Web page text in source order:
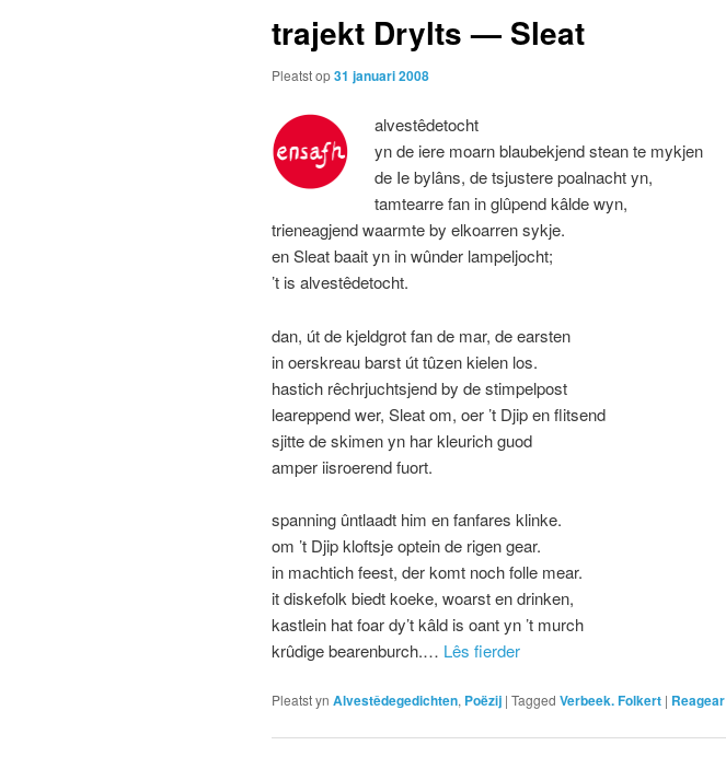
trajekt Drylts — Sleat
Pleatst op31 januari 2008
alvestêdetocht
yn de iere moarn blaubekjend stean te mykjen
de Ie bylâns, de tsjustere poalnacht yn,
tamtearre fan in glûpend kâlde wyn,
trieneagjend waarmte by elkoarren sykje.
en Sleat baait yn in wûnder lampeljocht;
’t is alvestêdetocht.
dan, út de kjeldgrot fan de mar, de earsten
in oerskreau barst út tûzen kielen los.
hastich rêchrjuchtsjend by de stimpelpost
leareppend wer, Sleat om, oer ’t Djip en flitsend
sjitte de skimen yn har kleurich guod
amper iisroerend fuort.
spanning ûntlaadt him en fanfares klinke.
om ’t Djip kloftsje optein de rigen gear.
in machtich feest, der komt noch folle mear.
it diskefolk biedt koeke, woarst en drinken,
kastlein hat foar dy’t kâld is oant yn ’t murch
krûdige bearenburch.… Lês fierder
Pleatst yn Alvestêdegedichten, Poëzij | Tagged Verbeek. Folkert | Reagear